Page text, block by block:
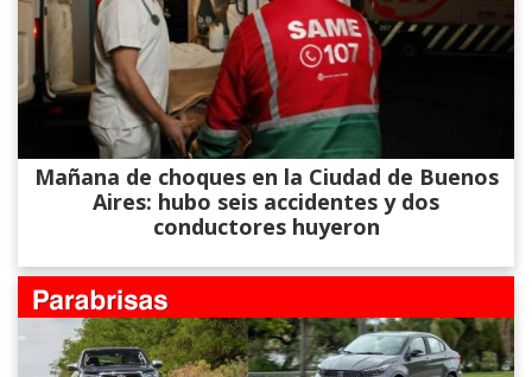
Mañana de choques en la Ciudad de Buenos
Aires: hubo seis accidentes y dos
conductores huyeron